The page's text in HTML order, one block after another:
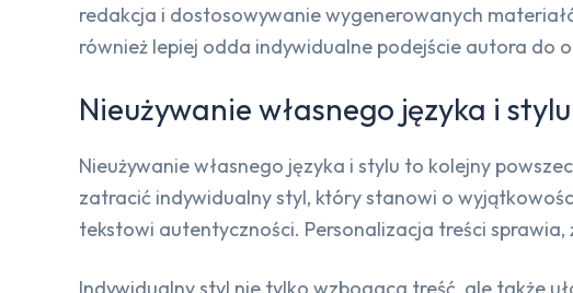
redakcja i dostosowywanie wygenerowanych
również lepiej odda indywidualne podejście autora do
Nieużywanie własnego języka i stylu
Nieużywanie własnego języka i stylu to kolejny
zatracić indywidualny styl, który stanowi o
tekstowi autentyczności. Personalizacja treści